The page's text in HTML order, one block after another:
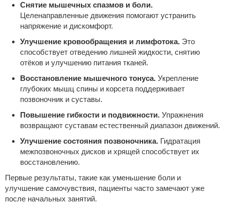
Снятие мышечных спазмов и боли.
Целенаправленные движения помогают устранить
напряжение и дискомфорт.
Улучшение кровообращения и лимфотока. Это
способствует отведению лишней жидкости, снятию
отёков и улучшению питания тканей.
Восстановление мышечного тонуса. Укрепление
глубоких мышц спины и корсета поддерживает
позвоночник и суставы.
Повышение гибкости и подвижности. Упражнения
возвращают суставам естественный диапазон движений.
Улучшение состояния позвоночника. Гидратация
межпозвоночных дисков и хрящей способствует их
восстановлению.
Первые результаты, такие как уменьшение боли и
улучшение самочувствия, пациенты часто замечают уже
после начальных занятий.